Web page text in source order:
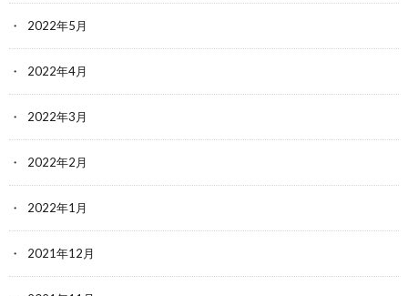
2022年5月
2022年4月
2022年3月
2022年2月
2022年1月
2021年12月